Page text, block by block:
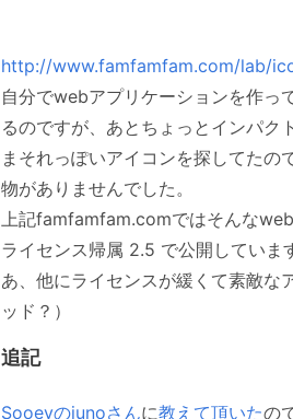
http://www.famfamfam.com/lab/
自分でwebアプリケーションを作っ
るのですが、あとちょっとインパク
まそれっぽいアイコンを探してたの
物がありませんでした。
上記famfamfam.comではそんな
ライセンス帰属 2.5 で公開していま
あ、他にライセンスが緩くて素敵な
ッド？）
追記
Sooeyのjunoさんに教えて頂いたの